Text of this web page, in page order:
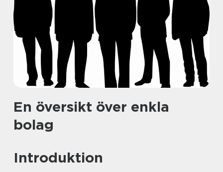
En översikt över enkla
bolag
Introduktion